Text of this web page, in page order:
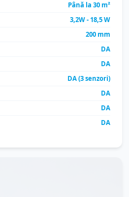
Până la 30 m²
3,2W - 18,5 W
200 mm
DA
DA
DA (3 senzori)
DA
DA
DA